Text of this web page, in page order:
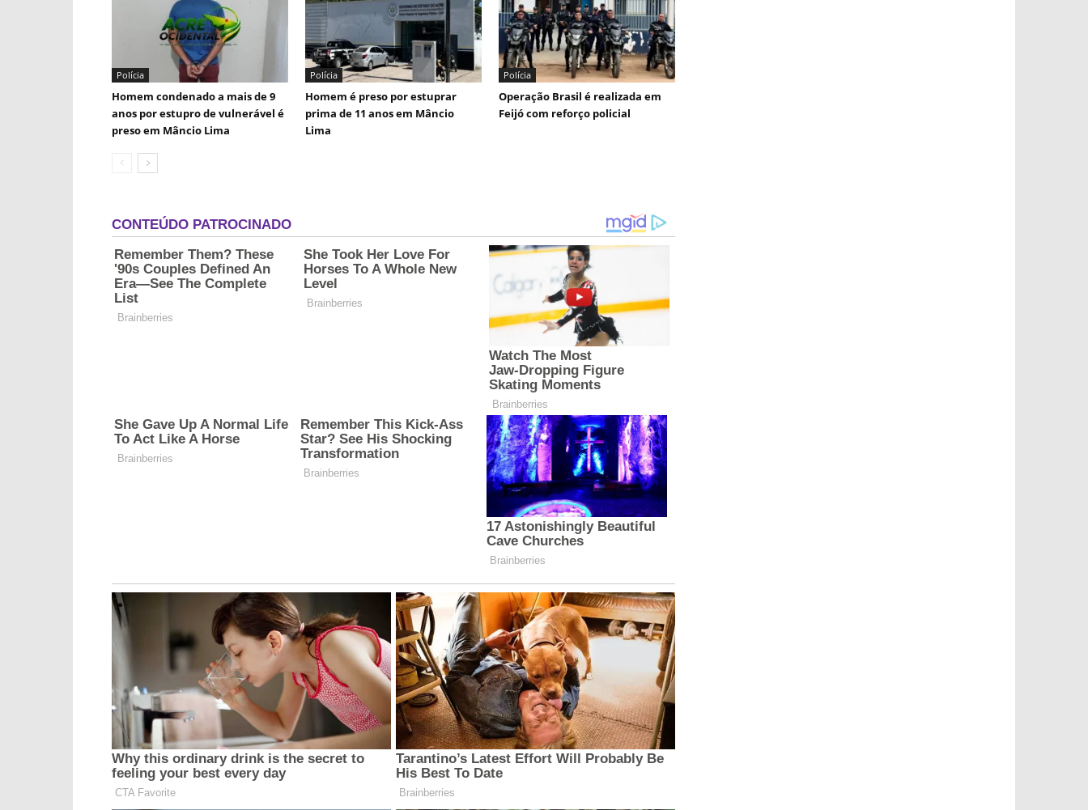
Polícia
Homem condenado a mais de 9
anos por estupro de vulnerável é
preso em Mâncio Lima
Polícia
Homem é preso por estuprar
prima de 11 anos em Mâncio
Lima
Polícia
Operação Brasil é realizada em
Feijó com reforço policial